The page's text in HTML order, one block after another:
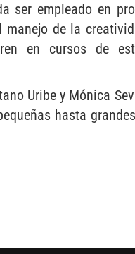
ser empleado en
manejo de la
en cursos de
Uribe y Mónica
hasta